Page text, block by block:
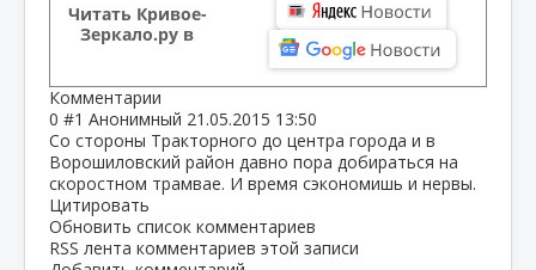
Читать Кривое-
Зеркало.ру в
Комментарии
0 #1 Анонимный 21.05.2015 13:50
Со стороны Тракторного до центра города и в
Ворошиловский район давно пора добираться на
скоростном трамвае. И время сэкономишь и нервы.
Цитировать
Обновить список комментариев
RSS лента комментариев этой записи